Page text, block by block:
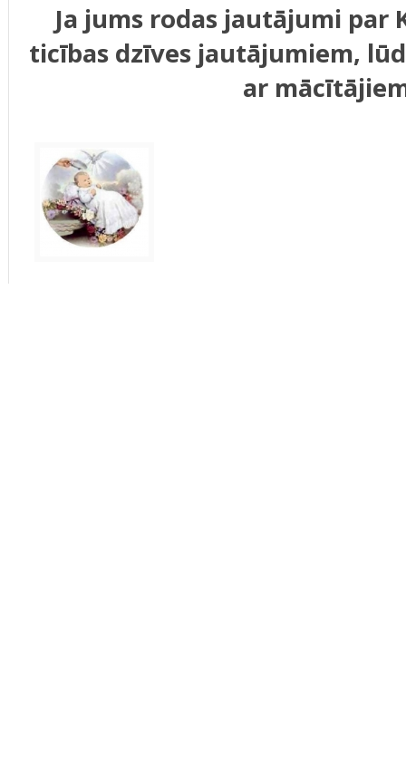
Ja jums rodas jautājumi par
ticības dzīves jautājumiem,
ar